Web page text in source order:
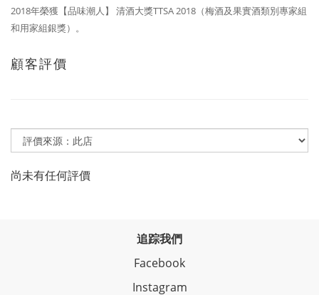
2018年榮獲【品味潮人】 清酒大獎TTSA 2018（梅酒及果實酒類別專家組
和用家組銀獎）。
顧客評價
尚未有任何評價
追踪我們
Facebook
Instagram